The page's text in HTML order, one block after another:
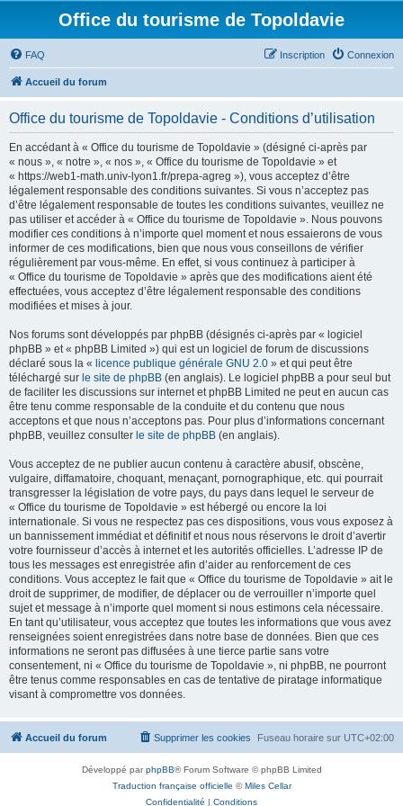
Office du tourisme de Topoldavie
FAQ Connexion
Inscription
Accueil du forum
Office du tourisme de Topoldavie - Conditions d’utilisation
En accédant à « Office du tourisme de Topoldavie » (désigné ci-après par
« nous », « notre », « nos », « Office du tourisme de Topoldavie » et
« https://web1-math.univ-lyon1.fr/prepa-agreg »), vous acceptez d’être
légalement responsable des conditions suivantes. Si vous n’acceptez pas
d’être légalement responsable de toutes les conditions suivantes, veuillez ne
pas utiliser et accéder à « Office du tourisme de Topoldavie ». Nous pouvons
modifier ces conditions à n’importe quel moment et nous essaierons de vous
informer de ces modifications, bien que nous vous conseillons de vérifier
régulièrement par vous-même. En effet, si vous continuez à participer à
« Office du tourisme de Topoldavie » après que des modifications aient été
effectuées, vous acceptez d’être légalement responsable des conditions
modifiées et mises à jour.
Nos forums sont développés par phpBB (désignés ci-après par « logiciel
phpBB » et « phpBB Limited ») qui est un logiciel de forum de discussions
déclaré sous la « licence publique générale GNU 2.0 » et qui peut être
téléchargé sur le site de phpBB (en anglais). Le logiciel phpBB a pour seul but
de faciliter les discussions sur internet et phpBB Limited ne peut en aucun cas
être tenu comme responsable de la conduite et du contenu que nous
acceptons et que nous n’acceptons pas. Pour plus d’informations concernant
phpBB, veuillez consulter le site de phpBB (en anglais).
Vous acceptez de ne publier aucun contenu à caractère abusif, obscène,
vulgaire, diffamatoire, choquant, menaçant, pornographique, etc. qui pourrait
transgresser la législation de votre pays, du pays dans lequel le serveur de
« Office du tourisme de Topoldavie » est hébergé ou encore la loi
internationale. Si vous ne respectez pas ces dispositions, vous vous exposez à
un bannissement immédiat et définitif et nous nous réservons le droit d’avertir
votre fournisseur d’accès à internet et les autorités officielles. L’adresse IP de
tous les messages est enregistrée afin d’aider au renforcement de ces
conditions. Vous acceptez le fait que « Office du tourisme de Topoldavie » ait le
droit de supprimer, de modifier, de déplacer ou de verrouiller n’importe quel
sujet et message à n’importe quel moment si nous estimons cela nécessaire.
En tant qu’utilisateur, vous acceptez que toutes les informations que vous avez
renseignées soient enregistrées dans notre base de données. Bien que ces
informations ne seront pas diffusées à une tierce partie sans votre
consentement, ni « Office du tourisme de Topoldavie », ni phpBB, ne pourront
être tenus comme responsables en cas de tentative de piratage informatique
visant à compromettre vos données.
Accueil du forum Fuseau horaire sur UTC+02:00
Supprimer les cookies
Développé parphpBB® Forum Software © phpBB Limited
Traduction française officielle ©Miles Cellar
Confidentialité | Conditions